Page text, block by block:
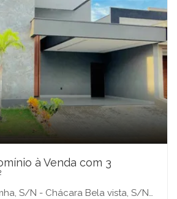
à Venda com 3
Bela vista, S/N - Condomínio Village Damha IV Mirassol, Mirassol-SP